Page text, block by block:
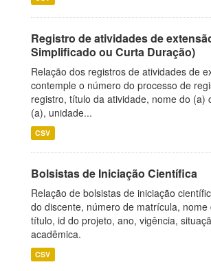
Registro de atividades de
Simplificado ou Curta Duração)
Relação dos registros de atividades de
contemple o número do processo de
registro, título da atividade, nome do (a)
(a), unidade...
CSV
Bolsistas de Iniciação Científica
Relação de bolsistas de iniciação
do discente, número de matrícula, nome
título, id do projeto, ano, vigência,
acadêmica.
CSV